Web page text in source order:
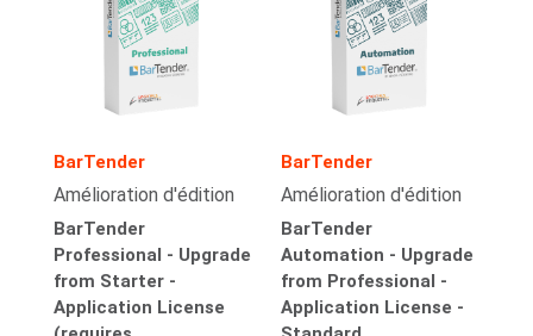
BarTender
Amélioration d'édition
BarTender
Professional - Upgrade
from Starter -
Application License
BarTender
Amélioration d'édition
BarTender
Automation - Upgrade
from Professional -
Application License -